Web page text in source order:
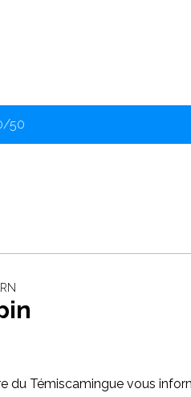
50
du Témiscamingue vous